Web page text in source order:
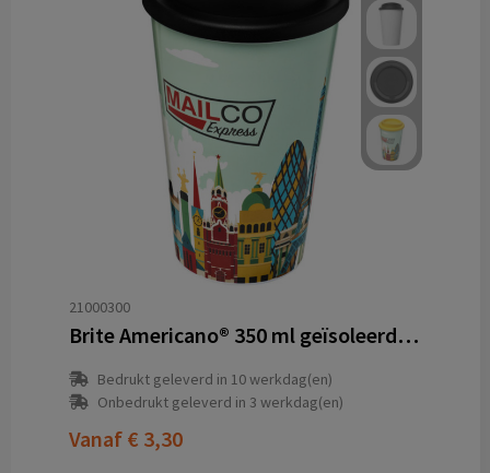
21000300
Brite Americano® 350 ml geïsoleerde beker
Bedrukt geleverd in 10 werkdag(en)
Onbedrukt geleverd in 3 werkdag(en)
Vanaf € 3,30